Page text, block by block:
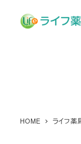
HOME ライフ薬